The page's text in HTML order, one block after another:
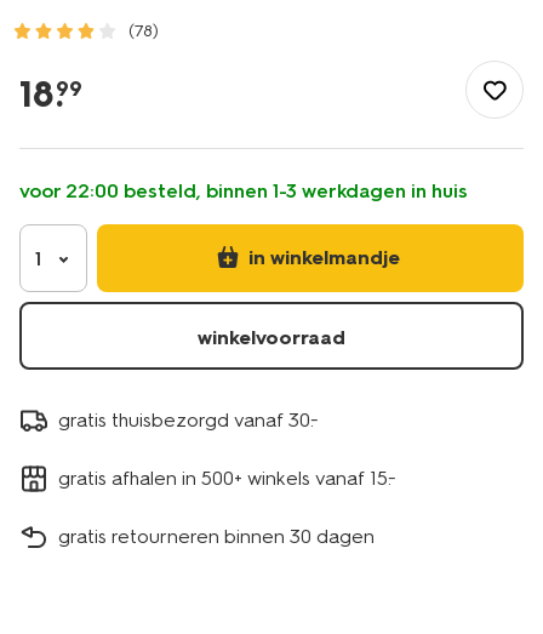
(78)
slapen/raamdecoratie/kant-
en-
gordijnen/kant-
klaar-
gordijn-
ecru-
7632069.html
18.
99
voor 22:00 besteld, binnen 1-3 werkdagen in huis
1 in winkelmandje
winkelvoorraad
gratis thuisbezorgd vanaf 30.-
gratis afhalen in 500+ winkels vanaf 15.-
gratis retourneren binnen 30 dagen